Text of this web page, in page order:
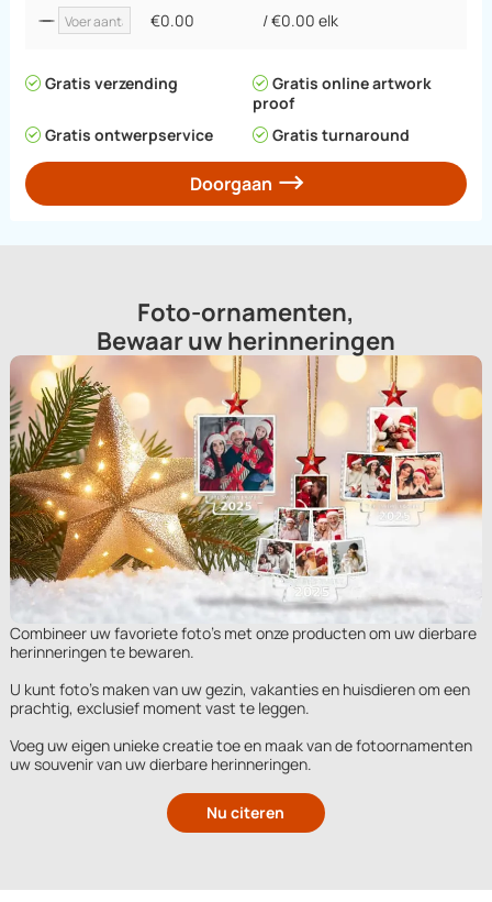
€0.00 /€0.00elk
Gratis verzending
Gratis online artwork
proof
Gratis ontwerpservice
Gratis turnaround
Doorgaan
Foto-ornamenten,
Bewaar uw herinneringen
Combineer uw favoriete foto's met onze producten om uw dierbare
herinneringen te bewaren.
U kunt foto's maken van uw gezin, vakanties en huisdieren om een
prachtig, exclusief moment vast te leggen.
Voeg uw eigen unieke creatie toe en maak van de fotoornamenten
uw souvenir van uw dierbare herinneringen.
Nu citeren